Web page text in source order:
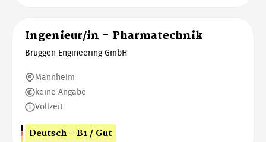
Ingenieur/in - Pharmatechnik
Brüggen Engineering GmbH
Mannheim
keine Angabe
Vollzeit
Deutsch - B1 / Gut